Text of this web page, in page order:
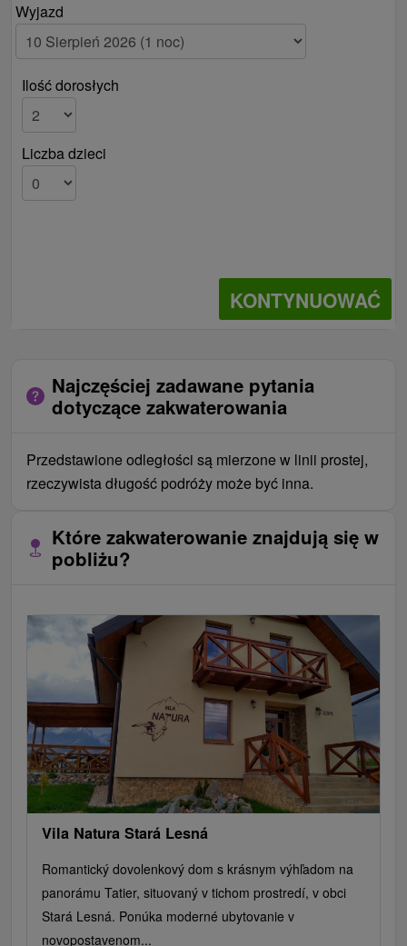
Wyjazd
Ilość dorosłych
Liczba dzieci
KONTYNUOWAĆ
Najczęściej zadawane pytania
dotyczące zakwaterowania
Przedstawione odległości są mierzone w linii prostej,
rzeczywista długość podróży może być inna.
Które zakwaterowanie znajdują się w
pobliżu?
Vila Natura Stará Lesná
Romantický dovolenkový dom s krásnym výhľadom na
panorámu Tatier, situovaný v tichom prostredí, v obci
Stará Lesná. Ponúka moderné ubytovanie v
novopostavenom...